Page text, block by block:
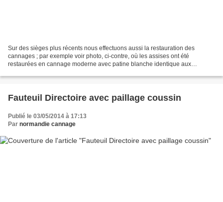
Sur des sièges plus récents nous effectuons aussi la restauration des
cannages ; par exemple voir photo, ci-contre, où les assises ont été
restaurées en cannage moderne avec patine blanche identique aux
Fauteuil Directoire avec paillage coussin
Publié le 03/05/2014 à 17:13
Par normandie cannage